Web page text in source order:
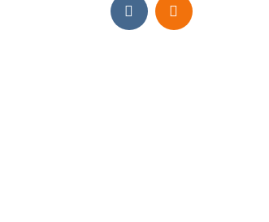
ПРИЁМ ЗАКАЗОВ С